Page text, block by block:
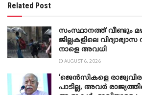
Related Post
സംസ്ഥാനത്ത് വീണ്ടും
ജില്ലകളിലെ
നാളെ അവധി
AUGUST 6, 2026
‘ജെൻസികളെ
പാടില്ല, അവർ